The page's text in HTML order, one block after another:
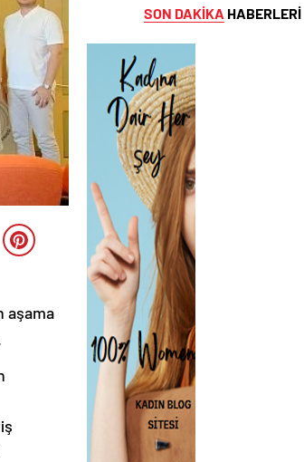
aşama
SON DAKİKA HABERLERİ